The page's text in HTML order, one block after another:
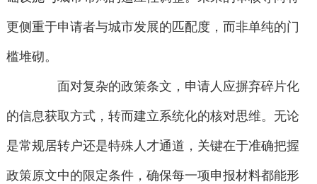
更侧重于申请者与城市发展的匹配度，而非单纯的门
槛堆砌。
面对复杂的政策条文，申请人应摒弃碎片化
的信息获取方式，转而建立系统化的核对思维。无论
是常规居转户还是特殊人才通道，关键在于准确把握
政策原文中的限定条件，确保每一项申报材料都能形